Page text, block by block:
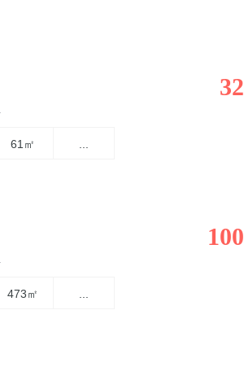
61㎡
32
473㎡
100